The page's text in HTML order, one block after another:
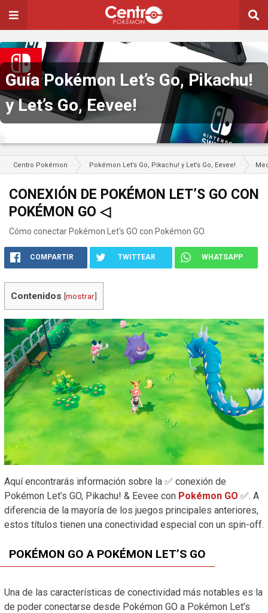
Guía Pokémon Let’s Go, Pikachu!
y Let’s Go, Eevee!
Centro Pokémon Pokémon Let’s Go, Pikachu! y Let’s Go, Eevee!
CONEXIÓN DE POKÉMON LET’S GO CON
POKÉMON GO ◁
Cómo conectar Pokémon Let's GO con Pokémon GO.
COMPARTIR TWITTEAR WHATSAPP
Contenidos [mostrar]
Aquí encontrarás información sobre la ✅ conexión de
Pokémon Let’s GO, Pikachu! & Eevee con Pokémon GO ✅. A
diferencia de la mayoría de los juegos principales anteriores,
estos títulos tienen una conectividad especial con un spin-off.
POKÉMON GO A POKÉMON LET’S GO
Una de las características de conectividad más notables es la
de poder conectarse desde Pokémon GO a Pokémon Let’s